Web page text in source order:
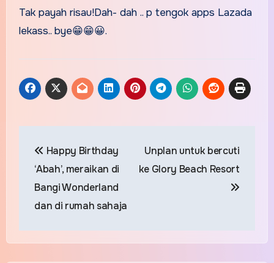
Tak payah risau!Dah- dah .. p tengok apps Lazada
lekass.. bye😁😁😀.
navigation
Happy Birthday
‘Abah’, meraikan di
Bangi Wonderland
dan di rumah sahaja
Unplan untuk bercuti
ke Glory Beach Resort